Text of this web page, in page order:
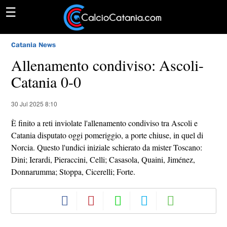
☰
Catania News
Allenamento condiviso: Ascoli-
Catania 0-0
30 Jul 2025 8:10
È finito a reti inviolate l'allenamento condiviso tra Ascoli e
Catania disputato oggi pomeriggio, a porte chiuse, in quel di
Norcia. Questo l'undici iniziale schierato da mister Toscano:
Dini; Ierardi, Pieraccini, Celli; Casasola, Quaini, Jiménez,
Donnarumma; Stoppa, Cicerelli; Forte.